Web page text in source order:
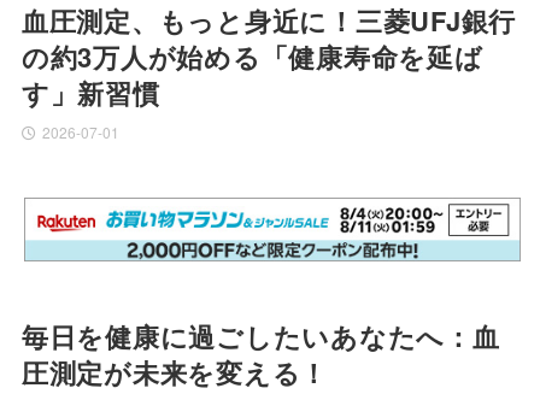
血圧測定、もっと身近に！三菱UFJ銀行
の約3万人が始める「健康寿命を延ば
す」新習慣
2026-07-01
毎日を健康に過ごしたいあなたへ：血
圧測定が未来を変える！